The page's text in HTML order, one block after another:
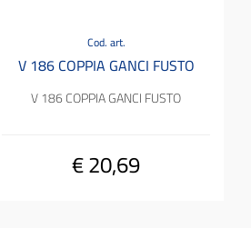
Cod. art.
V 186 COPPIA GANCI FUSTO
V 186 COPPIA GANCI FUSTO
€ 20,69